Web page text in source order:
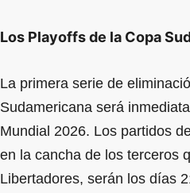
Los Playoffs de la Copa
La primera serie de
Sudamericana será
Mundial 2026. Los partidos
en la cancha de los terceros
Libertadores, serán los días